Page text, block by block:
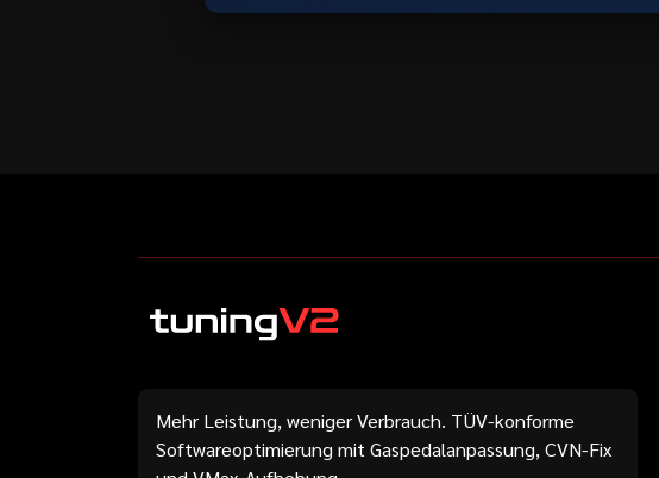
Mehr Leistung, weniger Verbrauch. TÜV-konforme
Softwareoptimierung mit Gaspedalanpassung, CVN-Fix